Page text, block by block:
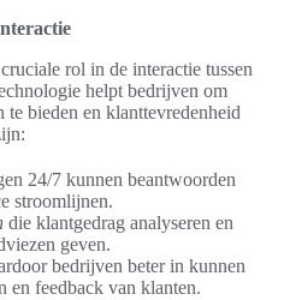
rol in de interactie tussen
helpt bedrijven om
te bieden en klanttevredenheid
24/7 kunnen beantwoorden
stroomlijnen.
die klantgedrag analyseren en
geven.
bedrijven beter in kunnen
en feedback van klanten.